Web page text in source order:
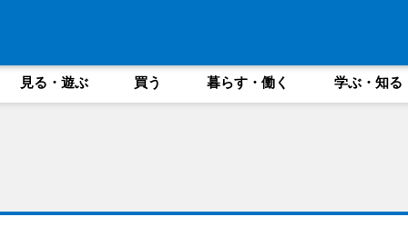
見る・遊ぶ 買う 暮らす・働く 学ぶ・知る